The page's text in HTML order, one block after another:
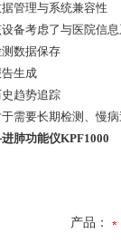
管理与系统兼容性
备考虑了与医院信
数据保存
生成
史趋势追踪
需要长期检测、慢
肺功能仪KPF1000
产品：